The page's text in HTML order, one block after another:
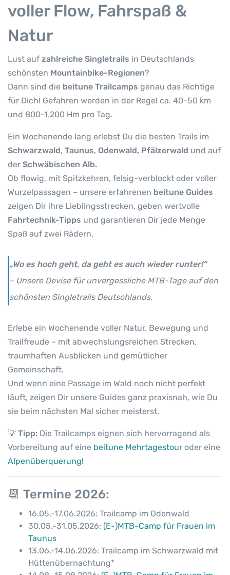
r
w
a
d
,
T
a
n
u
s
,
O
d
w
l
d
P
ä
l
r
w
a
l
M
e
n
g
voller Flow, Fahrspaß &
Natur
Lust auf zahlreiche Singletrails in Deutschlands
schönsten Mountainbike-Regionen?
Dann sind die beitune Trailcamps genau das Richtige
für Dich! Gefahren werden in der Regel ca. 40-50 km
und 800-1.200 Hm pro Tag.
Ein Wochenende lang erlebst Du die besten Trails im
Schwarzwald, Taunus, Odenwald, Pfälzerwald und auf
der Schwäbischen Alb.
Ob flowig, mit Spitzkehren, felsig-verblockt oder voller
Wurzelpassagen – unsere erfahrenen beitune Guides
zeigen Dir ihre Lieblingsstrecken, geben wertvolle
Fahrtechnik-Tipps und garantieren Dir jede Menge
Spaß auf zwei Rädern.
„Wo es hoch geht, da geht es auch wieder runter!“
– Unsere Devise für unvergessliche MTB-Tage auf den
schönsten Singletrails Deutschlands.
Erlebe ein Wochenende voller Natur, Bewegung und
Trailfreude – mit abwechslungsreichen Strecken,
traumhaften Ausblicken und gemütlicher
Gemeinschaft.
Und wenn eine Passage im Wald noch nicht perfekt
läuft, zeigen Dir unsere Guides ganz praxisnah, wie Du
sie beim nächsten Mal sicher meisterst.
💡 Tipp: Die Trailcamps eignen sich hervorragend als
Vorbereitung auf eine beitune Mehrtagestour oder eine
Alpenüberquerung!
📆 Termine 2026:
16.05.-17.06.2026: Trailcamp im Odenwald
30.05.-31.05.2026: (E-)MTB-Camp für Frauen im
Taunus
13.06.-14.06.2026: Trailcamp im Schwarzwald mit
Hüttenübernachtung*